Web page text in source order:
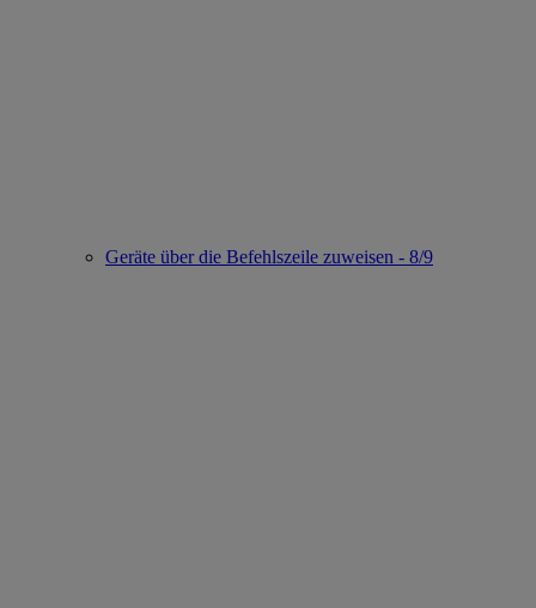
Geräte über die Befehlszeile zuweisen - 8/9